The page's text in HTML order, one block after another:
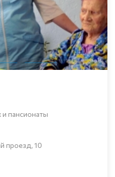
пансионаты
проезд, 10